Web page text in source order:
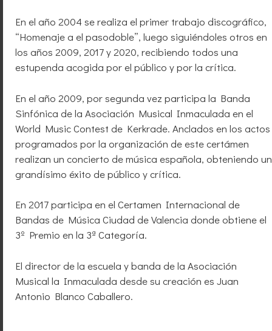
En el año 2004 se realiza el primer trabajo discográfico,
“Homenaje a el pasodoble”, luego siguiéndoles otros en
los años 2009, 2017 y 2020, recibiendo todos una
estupenda acogida por el público y por la crítica.
En el año 2009, por segunda vez participa la Banda
Sinfónica de la Asociación Musical Inmaculada en el
World Music Contest de Kerkrade. Anclados en los actos
programados por la organización de este certámen
realizan un concierto de música española, obteniendo un
grandísimo éxito de público y crítica.
En 2017 participa en el Certamen Internacional de
Bandas de Música Ciudad de Valencia donde obtiene el
3º Premio en la 3ª Categoría.
El director de la escuela y banda de la Asociación
Musical la Inmaculada desde su creación es Juan
Antonio Blanco Caballero.